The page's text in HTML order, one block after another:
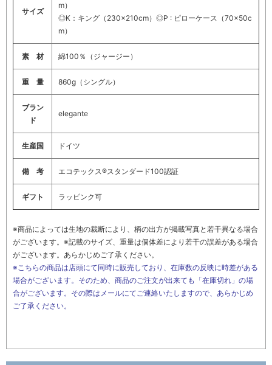
サイズ
m）
◎K：キング（230×210cm）◎P : ピローケース（70×50c
m）
素 材 綿100％（ジャージー）
重 量 860g（シングル）
ブラン
ド
elegante
生産国 ドイツ
備 考 エコテックス®スタンダード100認証
ギフト ラッピンク可
※商品によっては生地の裁断により、柄の出方が掲載写真と若干異なる場合
がございます。※記載のサイズ、重量は個体差により若干の誤差がある場合
がございます。あらかじめご了承ください。
※こちらの商品は店頭にて同時に販売しており、在庫数の反映に時差がある
場合がございます。そのため、商品のご注文が出来ても「在庫切れ」の場
合がございます。その際はメールにてご連絡いたしますので、あらかじめ
ご了承ください。